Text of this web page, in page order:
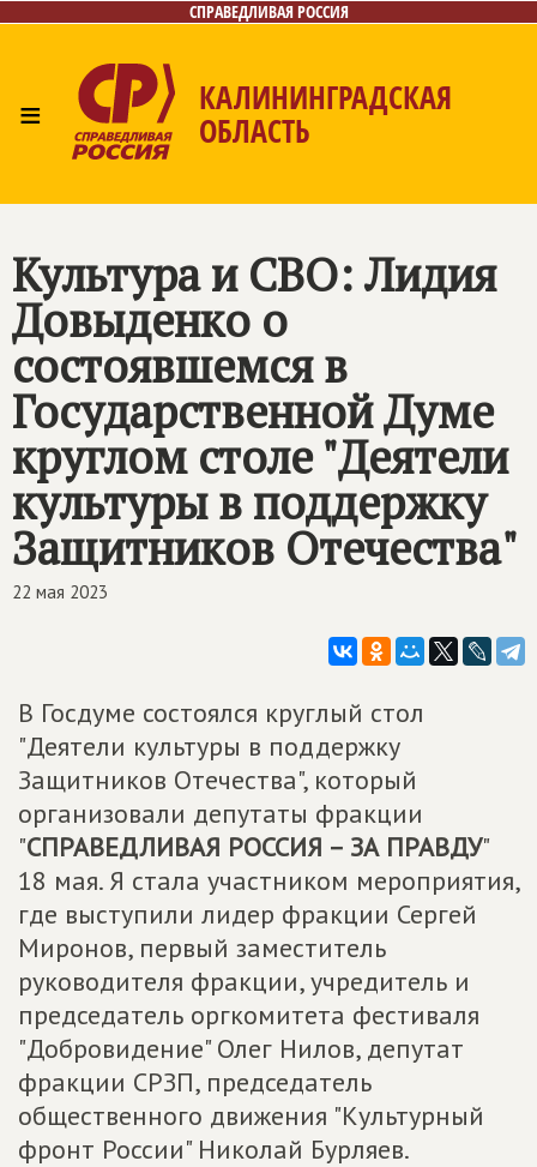
СПРАВЕДЛИВАЯ РОССИЯ
≡ КАЛИНИНГРАДСКАЯ
ОБЛАСТЬ
Контакты
Культура и СВО: Лидия
Довыденко о
состоявшемся в
Государственной Думе
круглом столе "Деятели
культуры в поддержку
Защитников Отечества"
22 мая 2023
В Госдуме состоялся круглый стол
"Деятели культуры в поддержку
Защитников Отечества", который
организовали депутаты фракции
"СПРАВЕДЛИВАЯ РОССИЯ – ЗА ПРАВДУ"
18 мая. Я стала участником мероприятия,
где выступили лидер фракции Сергей
Миронов, первый заместитель
руководителя фракции, учредитель и
председатель оргкомитета фестиваля
"Добровидение" Олег Нилов, депутат
фракции СРЗП, председатель
общественного движения "Культурный
фронт России" Николай Бурляев.